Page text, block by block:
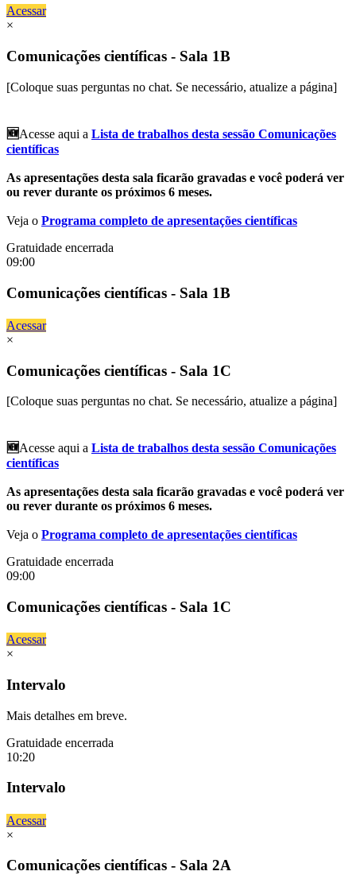
Acessar
×
Comunicações científicas - Sala 1B
[Coloque suas perguntas no chat. Se necessário, atualize a página]
🆕Acesse aqui a Lista de trabalhos desta sessão Comunicações
científicas
As apresentações desta sala ficarão gravadas e você poderá ver
ou rever durante os próximos 6 meses.
Veja o Programa completo de apresentações científicas
Gratuidade encerrada
09:00
Comunicações científicas - Sala 1B
Acessar
×
Comunicações científicas - Sala 1C
[Coloque suas perguntas no chat. Se necessário, atualize a página]
🆕Acesse aqui a Lista de trabalhos desta sessão Comunicações
científicas
As apresentações desta sala ficarão gravadas e você poderá ver
ou rever durante os próximos 6 meses.
Veja o Programa completo de apresentações científicas
Gratuidade encerrada
09:00
Comunicações científicas - Sala 1C
Acessar
×
Intervalo
Mais detalhes em breve.
Gratuidade encerrada
10:20
Intervalo
Acessar
×
Comunicações científicas - Sala 2A